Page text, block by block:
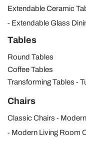
Extendable Ceramic
Extendable Glass
Tables
Round Tables
Coffee Tables
Transforming Tables
Chairs
Classic Chairs
Modern Living Room